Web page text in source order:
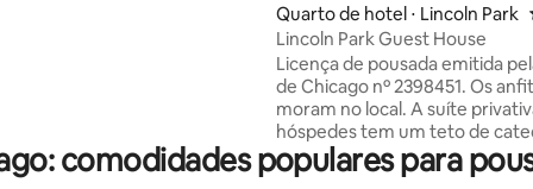
significativa (se você quiser).
Quarto de hotel ⋅ Lincoln Park
Lincoln Park Guest House
Licença de pousada emitida
de Chicago nº 2398451. Os
moram no local. A suíte privativa para
hóspedes tem um teto de
dois andares com claraboias, a
king-size é estofada em couro
comodidades populares para